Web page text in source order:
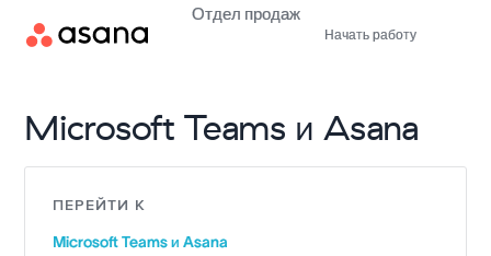
Начать работу
Отдел продаж
Microsoft Teams и Asana
ПЕРЕЙТИ К
Microsoft Teams и Asana